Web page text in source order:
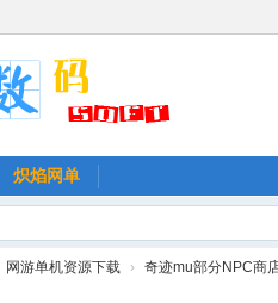
炽焰网单
网游单机资源下载 › 奇迹mu部分NPC商